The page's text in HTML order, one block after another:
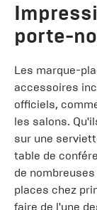
porte-
Les marque-
accessoires
officiels,
les salons.
sur une
table de
de
places chez
faire de l'une